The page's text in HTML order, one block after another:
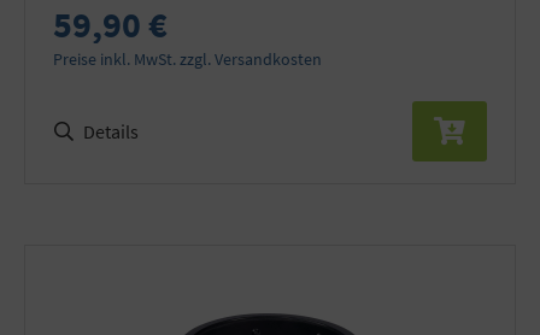
59,90 €
Preise inkl. MwSt. zzgl. Versandkosten
Details